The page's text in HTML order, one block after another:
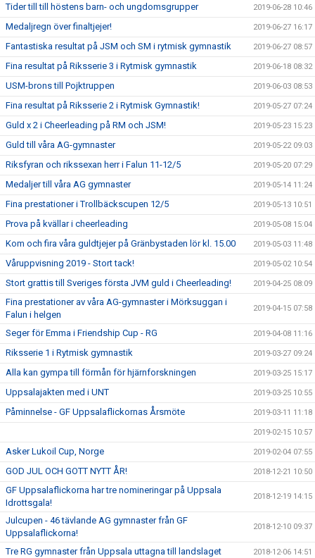
Tider till till höstens barn- och ungdomsgrupper 2019-06-28 10:46
Medaljregn över finaltjejer! 2019-06-27 16:17
Fantastiska resultat på JSM och SM i rytmisk gymnastik 2019-06-27 08:57
Fina resultat på Riksserie 3 i Rytmisk gymnastik 2019-06-18 08:32
USM-brons till Pojktruppen 2019-06-03 08:53
Fina resultat på Riksserie 2 i Rytmisk Gymnastik! 2019-05-27 07:24
Guld x 2 i Cheerleading på RM och JSM! 2019-05-23 15:23
Guld till våra AG-gymnaster 2019-05-22 09:03
Riksfyran och rikssexan herr i Falun 11-12/5 2019-05-20 07:29
Medaljer till våra AG gymnaster 2019-05-14 11:24
Fina prestationer i Trollbäckscupen 12/5 2019-05-13 10:51
Prova på kvällar i cheerleading 2019-05-08 15:04
Kom och fira våra guldtjejer på Gränbystaden lör kl. 15.00 2019-05-03 11:48
Våruppvisning 2019 - Stort tack! 2019-05-02 10:54
Stort grattis till Sveriges första JVM guld i Cheerleading! 2019-04-25 08:09
Fina prestationer av våra AG-gymnaster i Mörksuggan i
Falun i helgen
2019-04-15 07:58
Seger för Emma i Friendship Cup - RG 2019-04-08 11:16
Riksserie 1 i Rytmisk gymnastik 2019-03-27 09:24
Alla kan gympa till förmån för hjärnforskningen 2019-03-25 15:17
Uppsalajakten med i UNT 2019-03-25 10:55
Påminnelse - GF Uppsalaflickornas Årsmöte 2019-03-11 11:18
2019-02-15 10:57
Asker Lukoil Cup, Norge 2019-02-04 07:55
GOD JUL OCH GOTT NYTT ÅR! 2018-12-21 10:50
GF Uppsalaflickorna har tre nomineringar på Uppsala
Idrottsgala!
2018-12-19 14:15
Julcupen - 46 tävlande AG gymnaster från GF
Uppsalaflickorna!
2018-12-10 09:37
Tre RG gymnaster från Uppsala uttagna till landslaget 2018-12-06 14:51